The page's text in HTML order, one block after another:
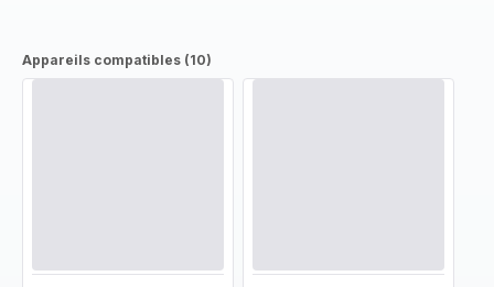
Appareils compatibles (10)